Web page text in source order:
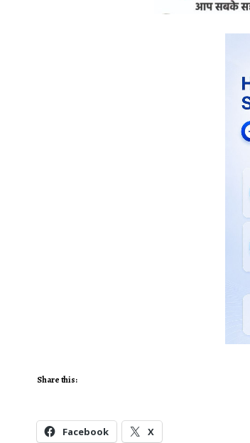
Share this:
Facebook X